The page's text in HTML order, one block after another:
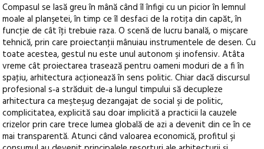
Compasul se lasă greu în mână când îl înfigi cu un picior în lemnul
moale al planşetei, în timp ce îl desfaci de la rotiţa din capăt, în
funcţie de cât îţi trebuie raza. O scenă de lucru banală, o mişcare
tehnică, prin care proiectanţii mânuiau instrumentele de desen. Cu
toate acestea, gestul nu este unul autonom şi inofensiv. Atâta
vreme cât proiectarea trasează pentru oameni moduri de a fi în
spaţiu, arhitectura acţionează în sens politic. Chiar dacă discursul
profesional s‑a străduit de‑a lungul timpului să decupleze
arhitectura ca meşteşug dezangajat de social şi de politic,
complicitatea, explicită sau doar implicită a practicii la cauzele
crizelor prin care trece lumea globală de azi a devenit din ce în ce
mai transparentă. Atunci când valoarea economică, profitul şi